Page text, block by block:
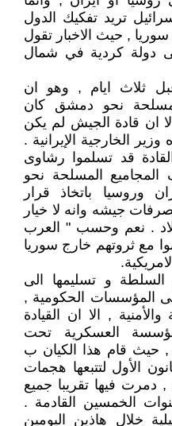
تريد تفكيك الدول
, حيث الاخبار تقول
دولة كردية في شمال
ثلاث ايام , وهو ان
نحو دمشق كان
ان قادة الجيش لم يكن
الخارجية الإيرانية .
قد تسلموا رشاوى
المسلحة نحو
وروسيا باتخاذ قرار
جيشه وانه لا خيار
. نعم وحسب " العرب
هربوا مع ثروتهم خارج سوريا
و تسليمها الى
المؤسسات الحكومية ,
, الا ان القيادة
العسكرية تحت
, حيث قام هذا الكيان ب
جوية في يوم 9 كانون الأول لتتبعها هجمات
الأول , دمرت فيها تقريبا جميع
الخمسين القادمة .
خلال هاذين اليومين